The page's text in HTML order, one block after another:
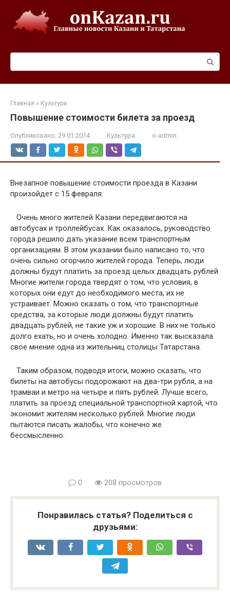
контенту
Главная » Культура
Повышение стоимости билета за проезд
Опубликовано: 29.01.2014 Культура o-admin
Внезапное повышение стоимости проезда в Казани
произойдет с 15 февраля.
Очень много жителей Казани передвигаются на
автобусах и троллейбусах. Как оказалось, руководство
города решило дать указание всем транспортным
организациям. В этом указании было написано то, что
очень сильно огорчило жителей города. Теперь, люди
должны будут платить за проезд целых двадцать рублей.
Многие жители города твердят о том, что условия, в
которых они едут до необходимого места, их не
устраивает. Можно сказать о том, что транспортные
средства, за которые люди должны будут платить
двадцать рублей, не такие уж и хорошие. В них не только
долго ехать, но и очень холодно. Именно так высказала
свое мнение одна из жительниц столицы Татарстана.
Таким образом, подводя итоги, можно сказать, что
билеты на автобусы подорожают на два-три рубля, а на
трамваи и метро на четыре и пять рублей. Лучше всего,
платить за проезд специальной транспортной картой, что
экономит жителям несколько рублей. Многие люди
пытаются писать жалобы, что конечно же
бессмысленно.
0 208 просмотров
Понравилась статья? Поделиться с
друзьями: